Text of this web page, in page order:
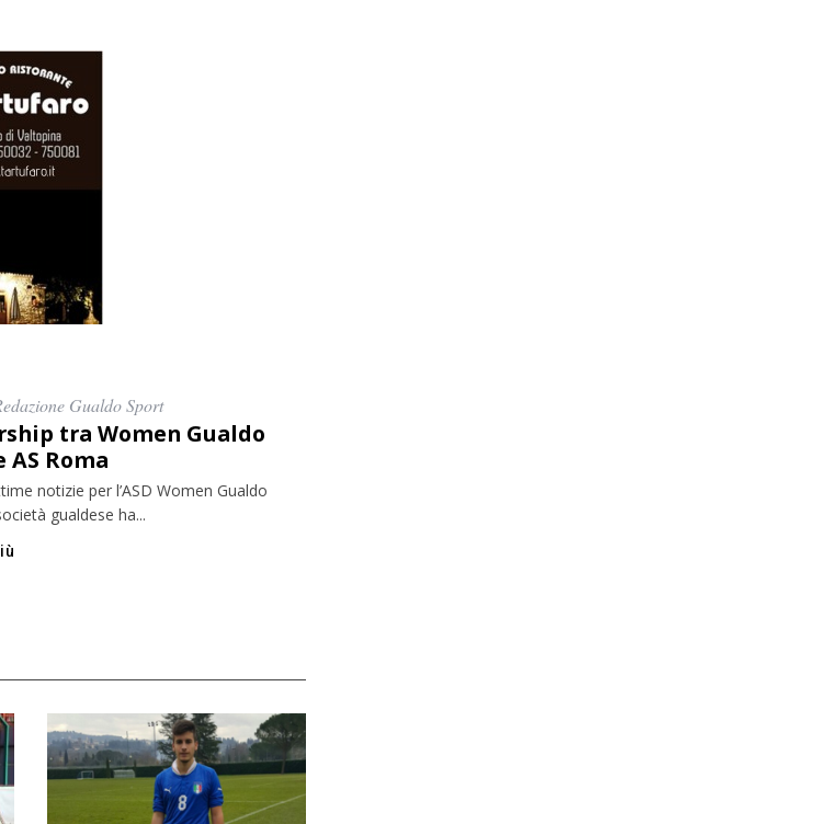
Gualdo Sport
tra Women Gualdo
AS Roma
notizie per l’ASD Women Gualdo
gualdese ha...